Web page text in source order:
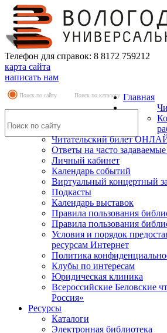
Телефон для справок: 8 8172 759212
карта сайта
написать нам
Поиск по сайту Поиск по каталогу Главная
Читательский билет
Ответы на часто
Личный кабинет
Календарь событий
Виртуальный концертный
Подкасты
Календарь выставок
Правила пользования
Правила пользования
Условия и порядок
ресурсам Интернет
Политика
Клубы по интересам
Юридическая клиника
Всероссийские Беловские
Россия»
Ресурсы
Каталоги
Электронная библиотека